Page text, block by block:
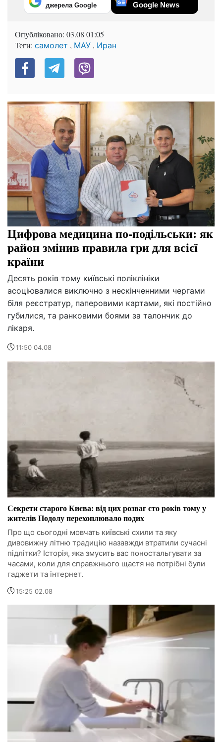
джерела Google Google News
Опубліковано: 03.08 01:05
Теги: самолет , МАУ , Иран
Цифрова медицина по-подільськи: як
район змінив правила гри для всієї
країни
Десять років тому київські поліклініки
асоціювалися виключно з нескінченними чергами
біля реєстратур, паперовими картами, які постійно
губилися, та ранковими боями за талончик до
лікаря.
11:50 04.08
Секрети старого Києва: від цих розваг сто років тому у
жителів Подолу перехоплювало подих
Про що сьогодні мовчать київські схили та яку
дивовижну літню традицію назавжди втратили сучасні
підлітки? Історія, яка змусить вас поностальгувати за
часами, коли для справжнього щастя не потрібні були
гаджети та інтернет.
15:25 02.08